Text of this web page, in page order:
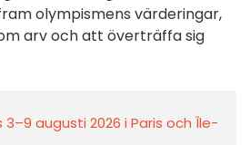
olympismens värderingar,
arv och att överträffa sig
augusti 2026 i Paris och Île-